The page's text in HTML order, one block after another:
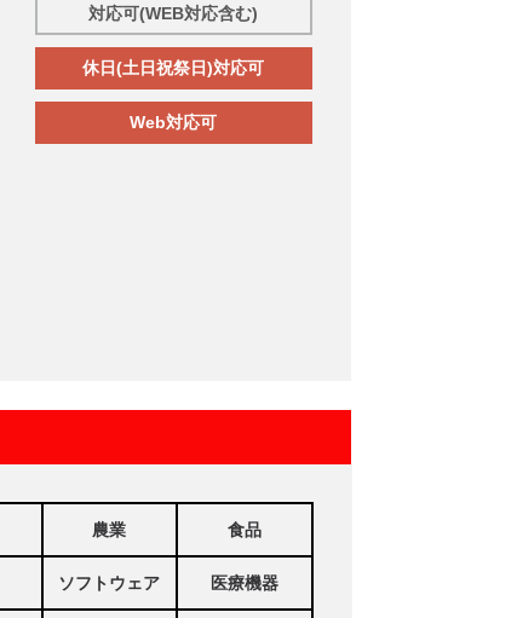
対応可(WEB対応含む)
休日(土日祝祭日)対応可
Web対応可
農業 食品
ソフトウェア 医療機器